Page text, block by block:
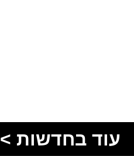
עוד בחדשות >